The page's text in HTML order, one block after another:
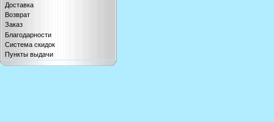
Доставка
Возврат
Заказ
Благодарности
Система скидок
Пункты выдачи